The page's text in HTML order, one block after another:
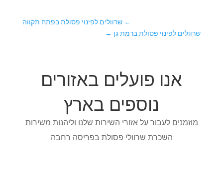
←שרוולים לפינוי פסולת בפתח תקווה
שרוולים לפינוי פסולת ברמת גן →
אנו פועלים באזורים
נוספים בארץ
מוזמנים לעבור על אזורי השירות שלנו וליהנות משירות
השכרת שרוולי פסולת בפריסה רחבה